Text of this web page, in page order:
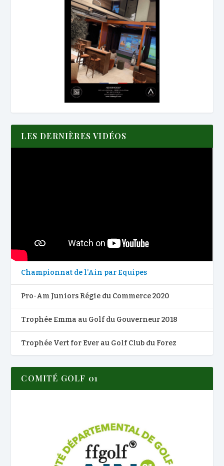
LES DERNIÈRES VIDÉOS
Championnat de l’Ain par Equipes
Pro-Am Juniors Régie du Commerce 2020
Trophée Emma au Golf du Gouverneur 2018
Trophée Vert for Ever au Golf Club du Forez
COMITÉ GOLF 01